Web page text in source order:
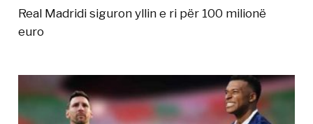
Real Madridi siguron yllin e ri për 100 milionë
euro